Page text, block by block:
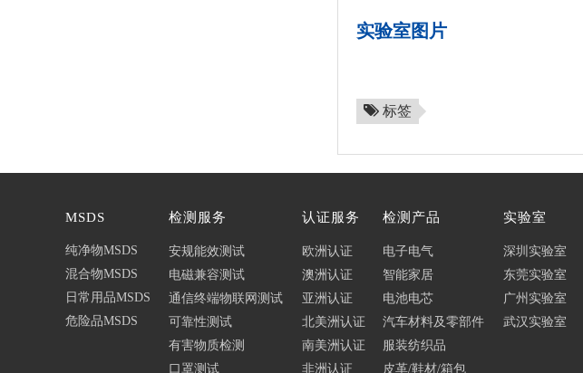
实验室图片
标签
MSDS
纯净物MSDS
混合物MSDS
日常用品MSDS
危险品MSDS
检测服务
安规能效测试
电磁兼容测试
通信终端物联网测试
可靠性测试
有害物质检测
口罩测试
认证服务
欧洲认证
澳洲认证
亚洲认证
北美洲认证
南美洲认证
非洲认证
检测产品
电子电气
智能家居
电池电芯
汽车材料及零部件
服装纺织品
皮革/鞋材/箱包
实验室
深圳实验室
东莞实验室
广州实验室
武汉实验室